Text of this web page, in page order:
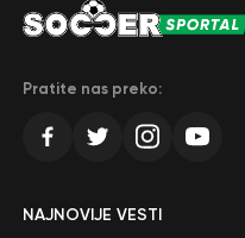
Pratite nas preko:
NAJNOVIJE VESTI